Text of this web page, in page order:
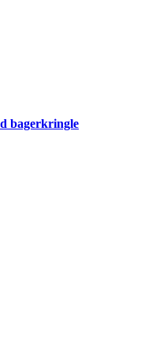
bagerkringle